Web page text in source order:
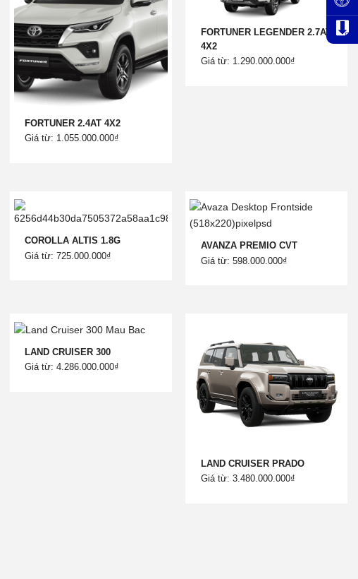
FORTUNER 2.4AT 4X2
Giá từ: 1.055.000.000₫
FORTUNER LEGENDER 2.7AT
4X2
Giá từ: 1.290.000.000₫
COROLLA ALTIS 1.8G
Giá từ: 725.000.000₫
AVANZA PREMIO CVT
Giá từ: 598.000.000₫
LAND CRUISER 300
Giá từ: 4.286.000.000₫
LAND CRUISER PRADO
Giá từ: 3.480.000.000₫